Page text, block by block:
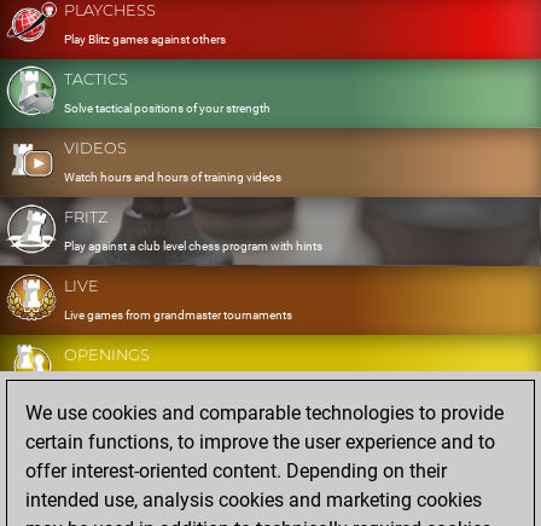
PLAYCHESS
Play Blitz games against others
TACTICS
Solve tactical positions of your strength
VIDEOS
Watch hours and hours of training videos
FRITZ
Play against a club level chess program with hints
LIVE
Live games from grandmaster tournaments
OPENINGS
Develop and exercise your openings
DATABASE
Eight million strong games
MYGAMES
Store and analyse your own games in the cloud
We use cookies and comparable technologies to provide
certain functions, to improve the user experience and to
offer interest-oriented content. Depending on their
intended use, analysis cookies and marketing cookies